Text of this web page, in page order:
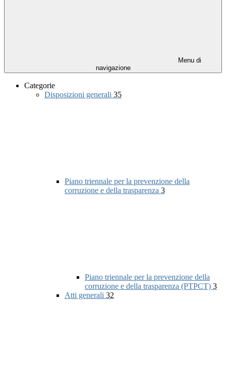
Menu di
navigazione
Categorie
Disposizioni generali 35
Piano triennale per la prevenzione della
corruzione e della trasparenza 3
Piano triennale per la prevenzione della
corruzione e della trasparenza (PTPCT) 3
Atti generali 32